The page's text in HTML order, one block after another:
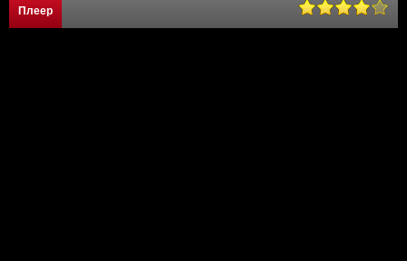
Плеер